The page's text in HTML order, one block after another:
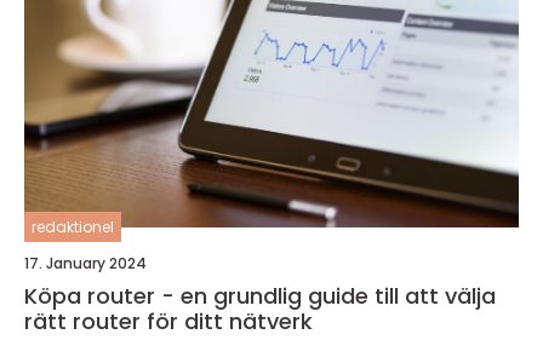
redaktionel
17. January 2024
Köpa router - en grundlig guide till att välja
rätt router för ditt nätverk